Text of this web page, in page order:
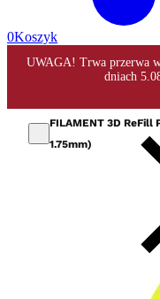
0Koszyk
FILAMENT 3D ReFill
1.75mm)